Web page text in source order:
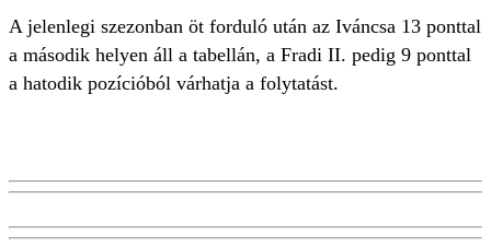
A jelenlegi szezonban öt forduló után az Iváncsa 13 ponttal
a második helyen áll a tabellán, a Fradi II. pedig 9 ponttal
a hatodik pozícióból várhatja a folytatást.